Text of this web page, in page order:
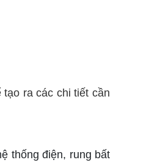
ra các chi tiết cần
thống điện, rung bất